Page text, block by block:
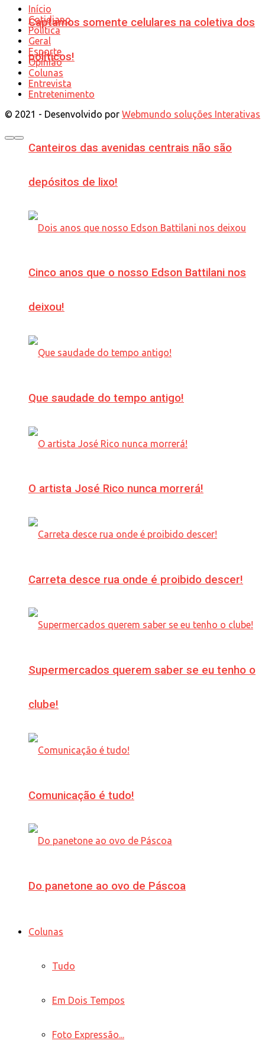
Captamos somente celulares na coletiva dos
políticos!
Canteiros das avenidas centrais não são
depósitos de lixo!
Cinco anos que o nosso Edson Battilani nos
deixou!
Que saudade do tempo antigo!
O artista José Rico nunca morrerá!
Carreta desce rua onde é proibido descer!
Supermercados querem saber se eu tenho o
clube!
Comunicação é tudo!
Do panetone ao ovo de Páscoa
Colunas
Tudo
Em Dois Tempos
Foto Expressão...
Início
Cotidiano
Política
Geral
Esporte
Opinião
Colunas
Entrevista
Entretenimento
© 2021 - Desenvolvido por Webmundo soluções Interativas